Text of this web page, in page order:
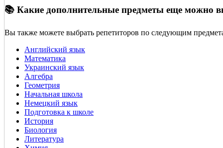
📚 Какие дополнительные предметы еще можно
Вы также можете выбрать репетиторов по следующим
Английский язык
Математика
Украинский язык
Алгебра
Геометрия
Начальная школа
Немецкий язык
Подготовка к школе
История
Биология
Литература